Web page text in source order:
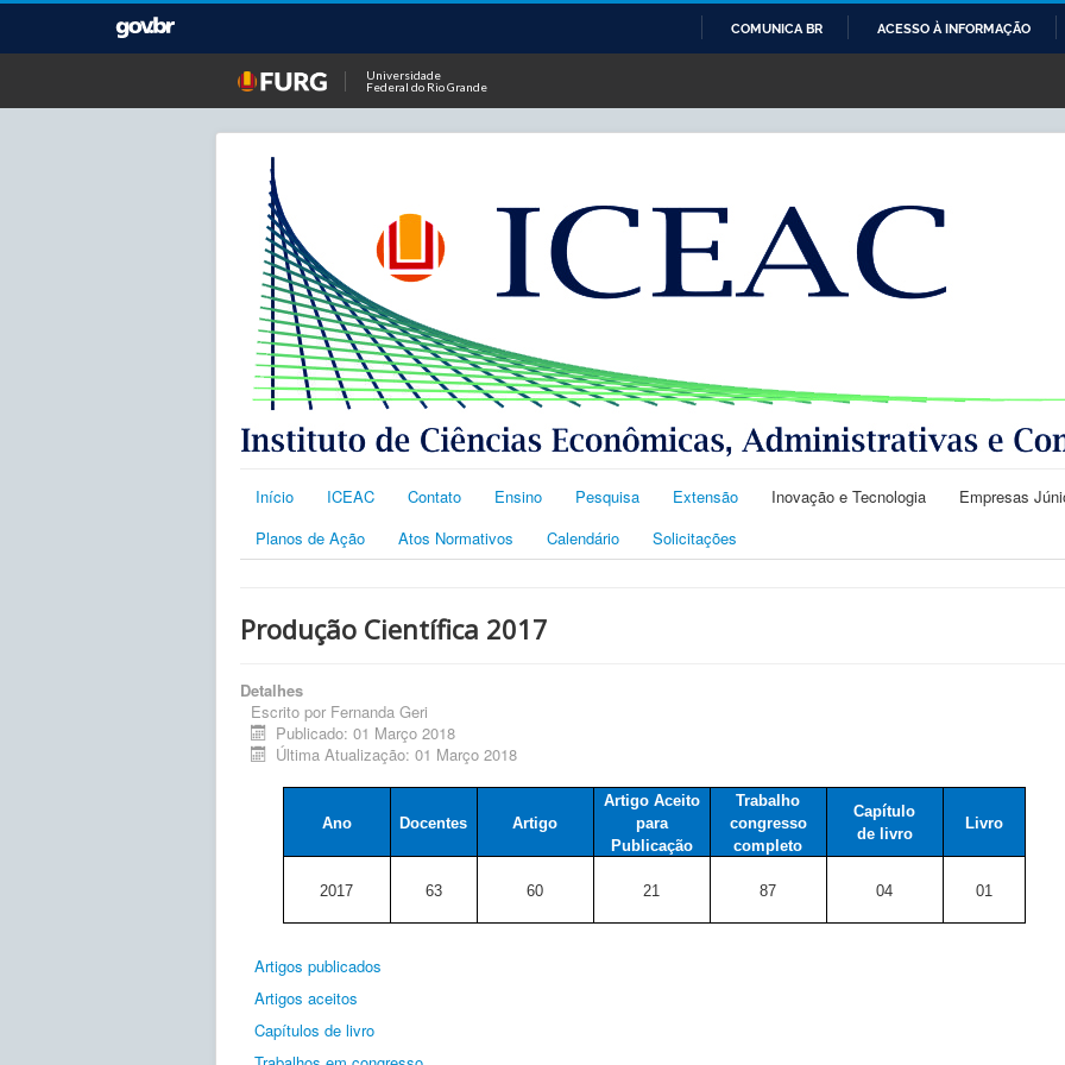
O
CONTEÚDO
COMUNICA BR ACESSO À INFORMAÇÃO
Universidade
Federal do Rio Grande
Início ICEAC Contato Ensino Pesquisa Extensão Inovação e Tecnologia
Empresas
Planos de Ação
Atos Normativos Calendário Solicitações
Produção Científica 2017
Detalhes
Escrito por Fernanda Geri
Publicado: 01 Março 2018
Última Atualização: 01 Março 2018
Ano Docentes Artigo
Artigo Aceito
para
Publicação
Trabalho
congresso
completo
Capítulo
de livro
Livro
2017 63 60 21 87 04 01
Artigos publicados
Artigos aceitos
Capítulos de livro